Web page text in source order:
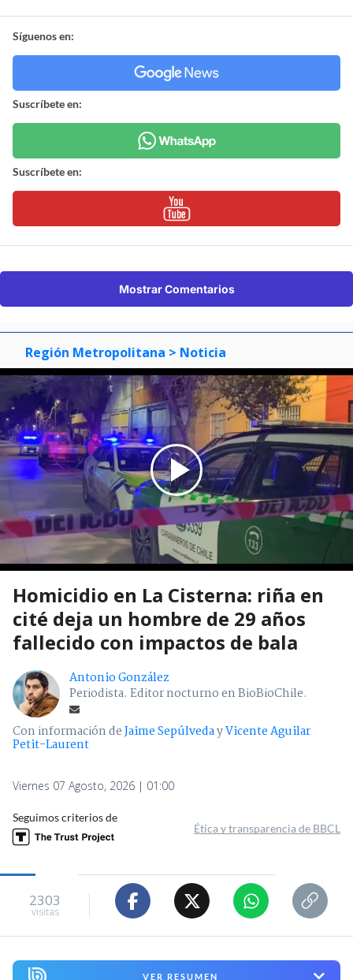
Síguenos en:
Suscríbete en:
Suscríbete en:
Mostrar Comentarios
Región Metropolitana > Noticia
Homicidio en La Cisterna: riña en
cité deja un hombre de 29 años
fallecido con impactos de bala
Antonio González
Periodista. Editor nocturno en BioBioChile.
Con información deJaime SepúlvedayVicente Aguilar
Petit-Laurent
Viernes 07 Agosto, 2026 | 01:00
Seguimos criterios de
Ética y transparencia de BBCL
2303
visitas
VER RESUMEN